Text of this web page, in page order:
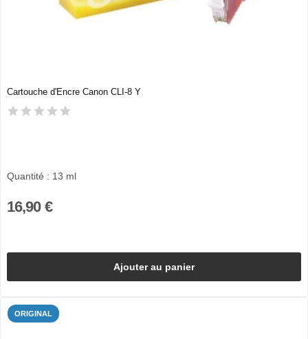
Cartouche d'Encre Canon CLI-8 Y
Quantité : 13 ml
16,90 €
Ajouter au panier
ORIGINAL